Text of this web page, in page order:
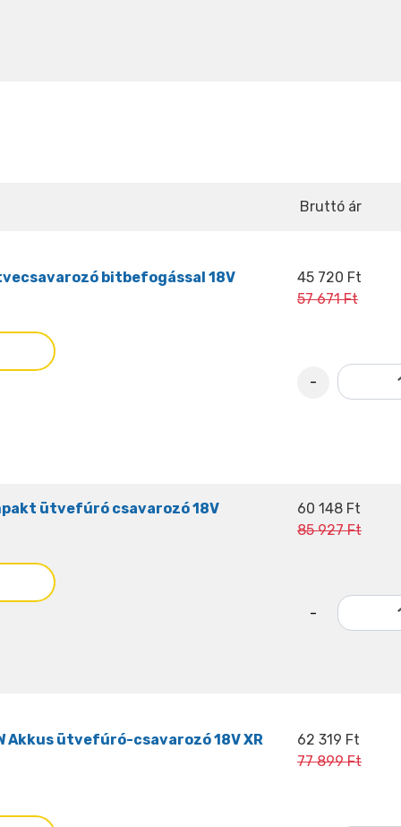
Bruttó ár
bitbefogással 18V
45 720 Ft
57 671 Ft
-
ütvefúró csavarozó 18V
60 148 Ft
85 927 Ft
-
Akkus ütvefúró-csavarozó 18V XR
62 319 Ft
77 899 Ft